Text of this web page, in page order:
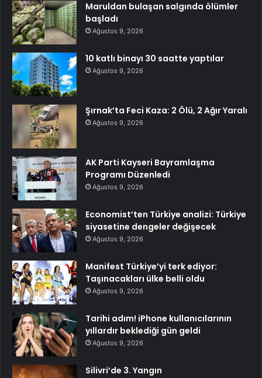
Maruldan bulaşan salgında ölümler
başladı
Ağustos 9, 2026
10 katlı binayı 30 saatte yaptılar
Ağustos 9, 2026
Şırnak’ta Feci Kaza: 2 Ölü, 2 Ağır Yaralı
Ağustos 9, 2026
AK Parti Kayseri Bayramlaşma
Programı Düzenledi
Ağustos 9, 2026
Economist’ten Türkiye analizi: Türkiye
siyasetine dengeler değişecek
Ağustos 9, 2026
Manifest Türkiye’yi terk ediyor:
Taşınacakları ülke belli oldu
Ağustos 9, 2026
Tarihi adım! iPhone kullanıcılarının
yıllardır beklediği gün geldi
Ağustos 9, 2026
Silivri’de 3. Yangın